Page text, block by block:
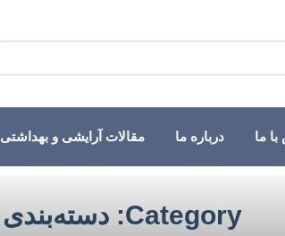
ما درباره ما مقالات آرایشی و بهداشتی
Category: دسته‌بندی نشده